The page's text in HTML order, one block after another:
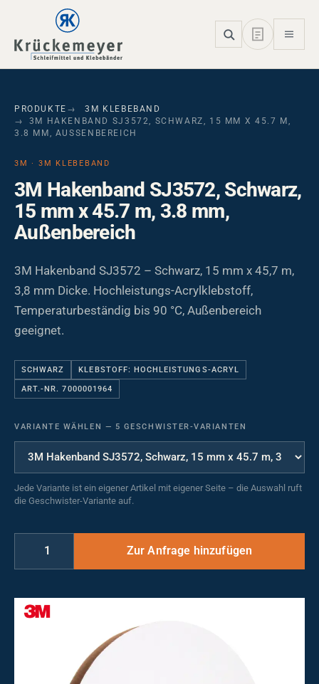
Skip to main navigation
Skip to main content
Skip to page footer
PRODUKTE
3M KLEBEBAND
3M HAKENBAND SJ3572, SCHWARZ, 15 MM X 45.7 M,
3.8 MM, AUSSENBEREICH
3M · 3M KLEBEBAND
3M Hakenband SJ3572, Schwarz,
15 mm x 45.7 m, 3.8 mm,
Außenbereich
3M Hakenband SJ3572 – Schwarz, 15 mm x 45,7 m,
3,8 mm Dicke. Hochleistungs-Acrylklebstoff,
Temperaturbeständig bis 90 °C, Außenbereich
geeignet.
SCHWARZ KLEBSTOFF: HOCHLEISTUNGS-ACRYL
ART.-NR. 7000001964
VARIANTE WÄHLEN — 5 GESCHWISTER-VARIANTEN
Jede Variante ist ein eigener Artikel mit eigener Seite – die Auswahl ruft
die Geschwister-Variante auf.